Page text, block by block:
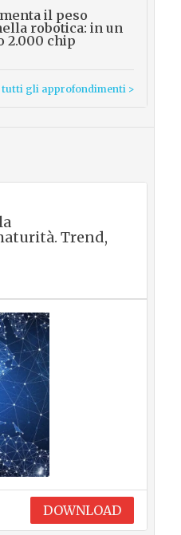
il peso
robotica: in un
2.000 chip
tutti gli approfondimenti >
Trend,
DOWNLOAD